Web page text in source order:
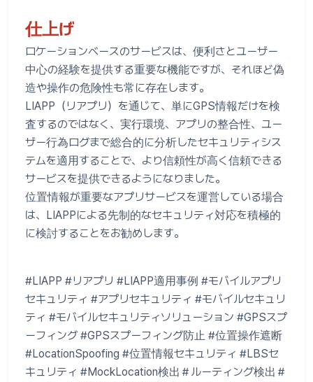
仕上げ
ロケーションベースのサービスは、便利さとユーザー
中心の経験を提供する重要な機能ですが、それほど偽
造や操作の危険性も常に存在します。
LIAPP（リアプリ）を通じて、単にGPS情報だけを検
査するのではなく、実行環境、アプリの整合性、ユー
ザー行為ログまで総合的に分析したセキュリティシス
テムを適用することで、より信頼性が高く信頼できる
サービスを提供できるようになりました。
位置情報が重要なアプリサービスを運営している場合
は、LIAPPによる先制的なセキュリティ対応を積極的
に検討することをお勧めします。
#LIAPP #リアプリ #LIAPP適用事例 #モバイルアプリ
セキュリティ #アプリセキュリティ #モバイルセキュリ
ティ #モバイルセキュリティソリューション #GPSスプ
ーフィング #GPSスプーフィング防止 #位置操作遮断
#LocationSpoofing #位置情報セキュリティ #LBSセ
キュリティ #MockLocation検出＃ルーティング検出＃